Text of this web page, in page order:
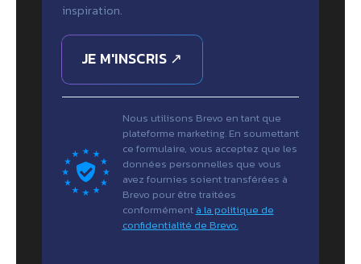
inspiration.
JE M'INSCRIS ↗
Nous utilisons Brevo en tant que
plateforme marketing. En soumettant
ce formulaire, vous acceptez que les
données personnelles que vous
avez fournies soient transférées à
Brevo pour être traitées
conformément à la politique de
confidentialité de Brevo.